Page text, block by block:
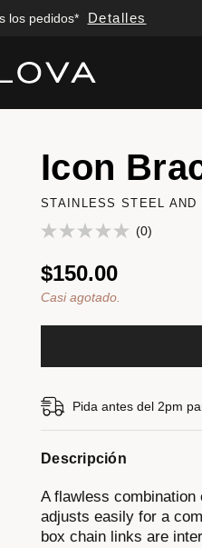
los pedidos* Detalles
Icon
STAINLESS STEEL AND
(0)
$150.00
Casi agotado.
Pida antes del 2pm
Descripción
A flawless
adjusts easily for a
box chain links are
Manage Wishlist